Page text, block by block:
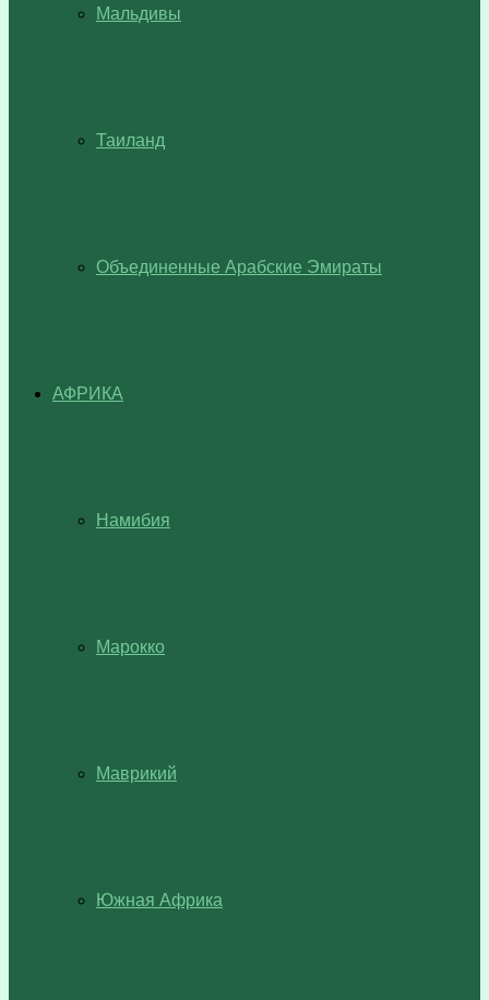
Мальдивы
Таиланд
Объединенные Арабские Эмираты
АФРИКА
Намибия
Марокко
Маврикий
Южная Африка